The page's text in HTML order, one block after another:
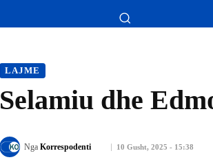
LAJME
Selamiu dhe
10 Gusht, 2025 - 15:38
Nga Korrespodenti